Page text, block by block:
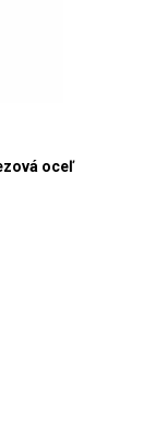
oceľ